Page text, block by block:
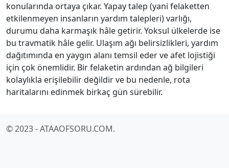
konularında ortaya çıkar. Yapay talep (yani felaketten
etkilenmeyen insanların yardım talepleri) varlığı,
durumu daha karmaşık hâle getirir. Yoksul ülkelerde ise
bu travmatik hâle gelir. Ulaşım ağı belirsizlikleri, yardım
dağıtımında en yaygın alanı temsil eder ve afet lojistiği
için çok önemlidir. Bir felaketin ardından ağ bilgileri
kolaylıkla erişilebilir değildir ve bu nedenle, rota
haritalarını edinmek birkaç gün sürebilir.
© 2023 - ATAAOFSORU.COM.